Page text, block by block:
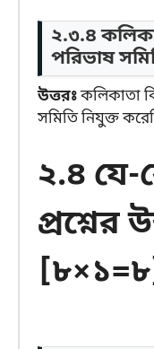
২.৩.৪
পরিভাষ
উত্তরঃকলিকাতা
সমিতি নিযুক্ত
২.৪
প্রশ্নের